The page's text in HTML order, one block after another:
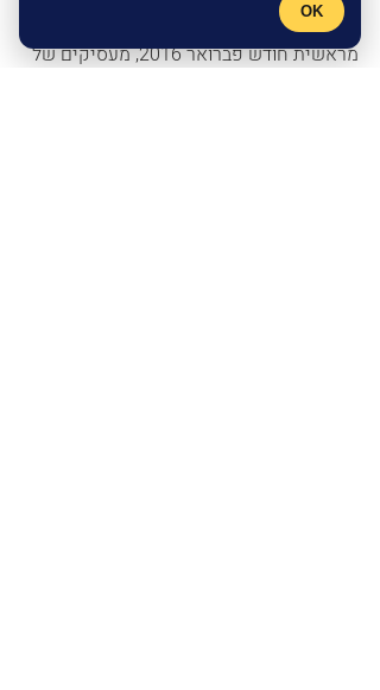
OK
כאמור ממשכורת חודש ינואר, דהיינו
מראשית חודש פברואר 2016, מעסיקים של